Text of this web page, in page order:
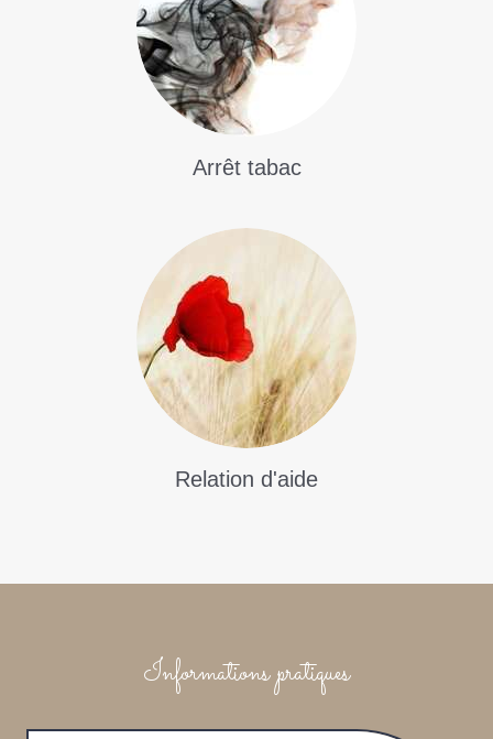
Arrêt tabac
Relation d'aide
Informations pratiques